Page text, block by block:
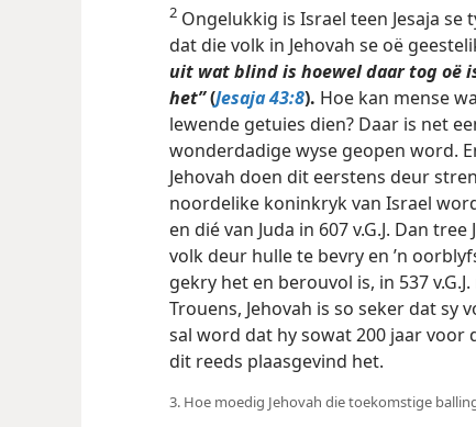
2 Ongelukkig is Israel teen Jesaja
dat die volk in Jehovah se oë
uit wat blind is hoewel daar tog oë
het”(Jesaja 43:8). Hoe kan mense
lewende getuies dien? Daar is net
wonderdadige wyse geopen word.
Jehovah doen dit eerstens deur
noordelike koninkryk van Israel
en dié van Juda in 607 v.G.J. Dan
volk deur hulle te bevry en ’n
gekry het en berouvol is, in 537
Trouens, Jehovah is so seker dat
sal word dat hy sowat 200 jaar voor
dit reeds plaasgevind het.
3. Hoe moedig Jehovah die toekomstige